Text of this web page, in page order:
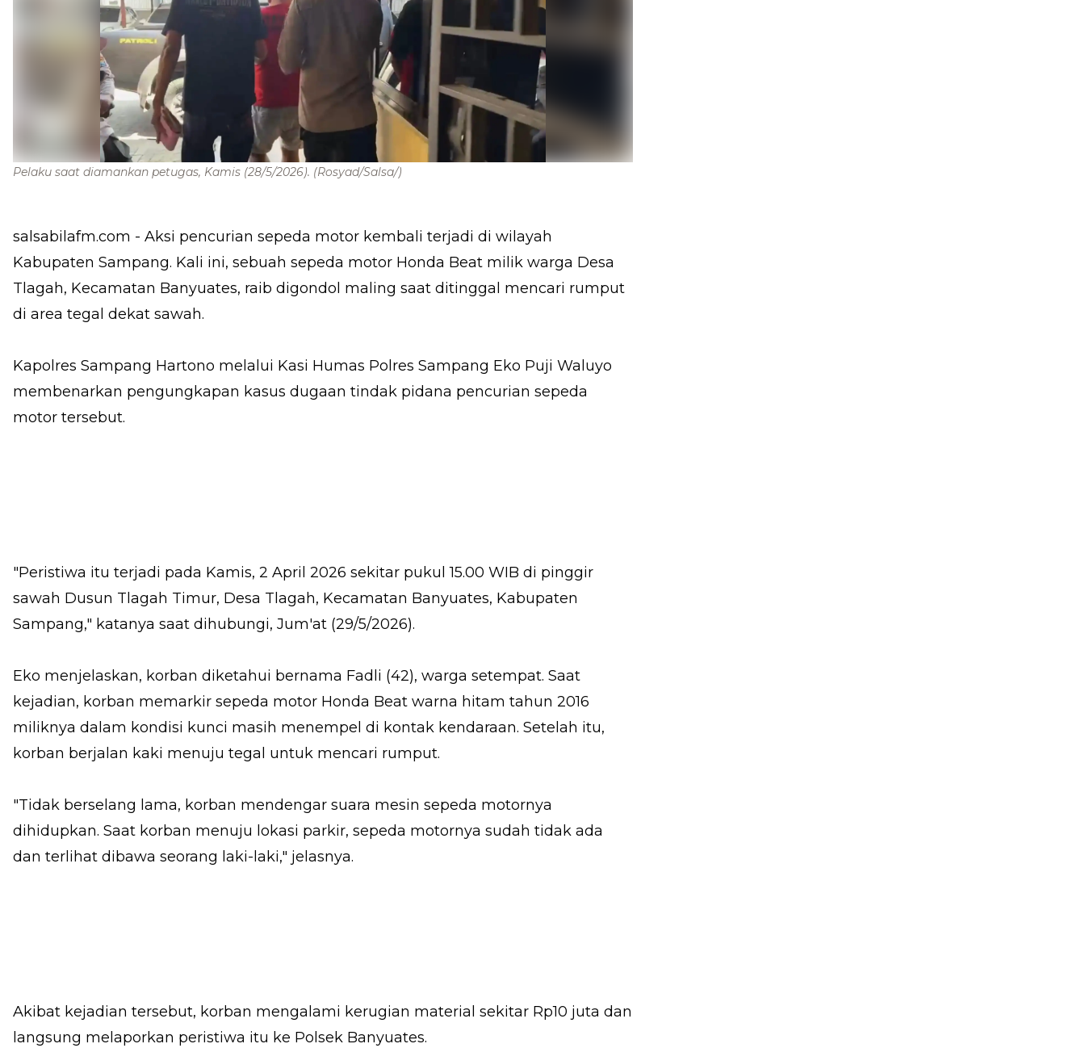
Pelaku saat diamankan petugas, Kamis (28/5/2026). (Rosyad/Salsa/)
salsabilafm.com - Aksi pencurian sepeda motor kembali terjadi di wilayah
Kabupaten Sampang. Kali ini, sebuah sepeda motor Honda Beat milik warga Desa
Tlagah, Kecamatan Banyuates, raib digondol maling saat ditinggal mencari rumput
di area tegal dekat sawah.
Kapolres Sampang Hartono melalui Kasi Humas Polres Sampang Eko Puji Waluyo
membenarkan pengungkapan kasus dugaan tindak pidana pencurian sepeda
motor tersebut.
"Peristiwa itu terjadi pada Kamis, 2 April 2026 sekitar pukul 15.00 WIB di pinggir
sawah Dusun Tlagah Timur, Desa Tlagah, Kecamatan Banyuates, Kabupaten
Sampang," katanya saat dihubungi, Jum'at (29/5/2026).
Eko menjelaskan, korban diketahui bernama Fadli (42), warga setempat. Saat
kejadian, korban memarkir sepeda motor Honda Beat warna hitam tahun 2016
miliknya dalam kondisi kunci masih menempel di kontak kendaraan. Setelah itu,
korban berjalan kaki menuju tegal untuk mencari rumput.
"Tidak berselang lama, korban mendengar suara mesin sepeda motornya
dihidupkan. Saat korban menuju lokasi parkir, sepeda motornya sudah tidak ada
dan terlihat dibawa seorang laki-laki," jelasnya.
Akibat kejadian tersebut, korban mengalami kerugian material sekitar Rp10 juta dan
langsung melaporkan peristiwa itu ke Polsek Banyuates.